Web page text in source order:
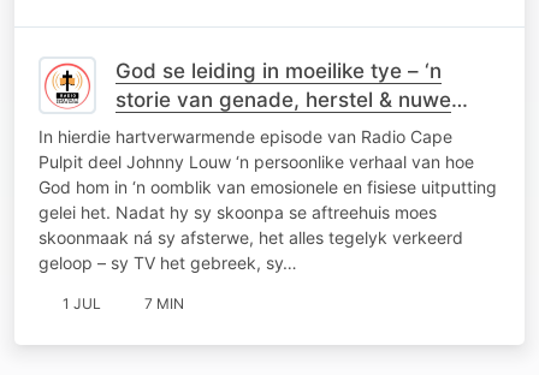
God se leiding in moeilike tye – ‘n
storie van genade, herstel & nuwe
vriende
In hierdie hartverwarmende episode van Radio Cape
Pulpit deel Johnny Louw ‘n persoonlike verhaal van hoe
God hom in ‘n oomblik van emosionele en fisiese uitputting
gelei het. Nadat hy sy skoonpa se aftreehuis moes
skoonmaak ná sy afsterwe, het alles tegelyk verkeerd
geloop – sy TV het gebreek, sy…
1 JUL 7 MIN